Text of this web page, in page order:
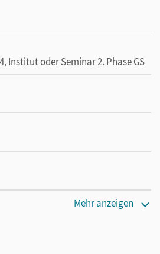
Institut oder Seminar 2. Phase GS
Mehr anzeigen